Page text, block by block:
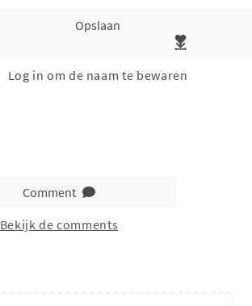
Opslaan
Log in om de naam te bewaren
Comment
Bekijk de comments